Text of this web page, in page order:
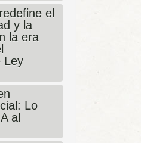
el
y la
la era
Ley
Lo
al